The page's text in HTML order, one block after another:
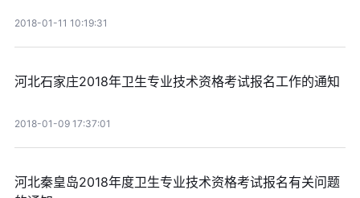
2018-01-11 10:19:31
河北石家庄2018年卫生专业技术资格考试报名工作的通知
2018-01-09 17:37:01
河北秦皇岛2018年度卫生专业技术资格考试报名有关问题